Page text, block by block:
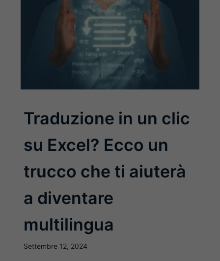
Traduzione in un clic
su Excel? Ecco un
trucco che ti aiuterà
a diventare
multilingua
Settembre 12, 2024